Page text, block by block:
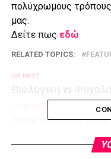
πολύχρωμους τρόπους
μας.
Δείτε πως εδώ
RELATED TOPICS:
UP NEXT
Δυσκοιλιότητα